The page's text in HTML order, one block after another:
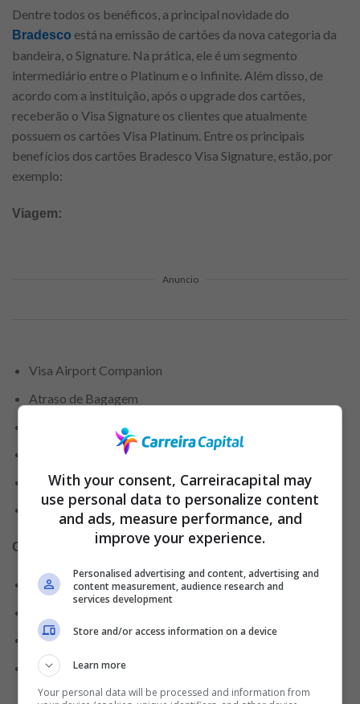
Dentre todos os benéficos, a principal novidade do
Bradesco está na emissão de cartões da nova categoria da
bandeira, o Signature. Na prática, ele é um segmento
intermediário entre o Platinum e o Infinite. Além disso, de
acordo com a instituição, após o upgrade dos cartões,
receberão o Visa Signature os clientes que atualmente
possuem os cartões Visa Platinum. Entre os principais
benefícios dos cartões Bradesco Visa Signature, estão, por
exemplo:
Viagem:
Anuncio
Visa Airport Companion
Atraso de Bagagem
Perda ou Roubo de Bagagem
Seguro para Veículos de Locadora
Serviço de Saque Emergencial
Substituição Emergencial de Cartão
Compras:
Garantia Estendida Original
Proteção de Preços
Vai de Visa
With your consent, Carreiracapital may
use personal data to personalize content
and ads, measure performance, and
improve your experience.
Personalised advertising and content, advertising and
content measurement, audience research and
services development
Store and/or access information on a device
Learn more
Your personal data will be processed and information from